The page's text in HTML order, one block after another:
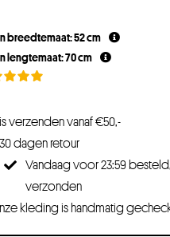
€39,95.
€31,96.
breedtemaat: 52 cm
lengtemaat: 70 cm
verzenden vanaf €50,-
30 dagen retour
Vandaag voor 23:59
verzonden
kleding is handmatig